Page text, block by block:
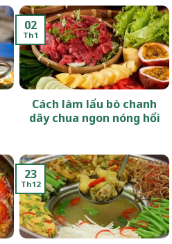
Cách làm lẩu bò chanh
dây chua ngon nóng hổi
02
Th1
23
Th12